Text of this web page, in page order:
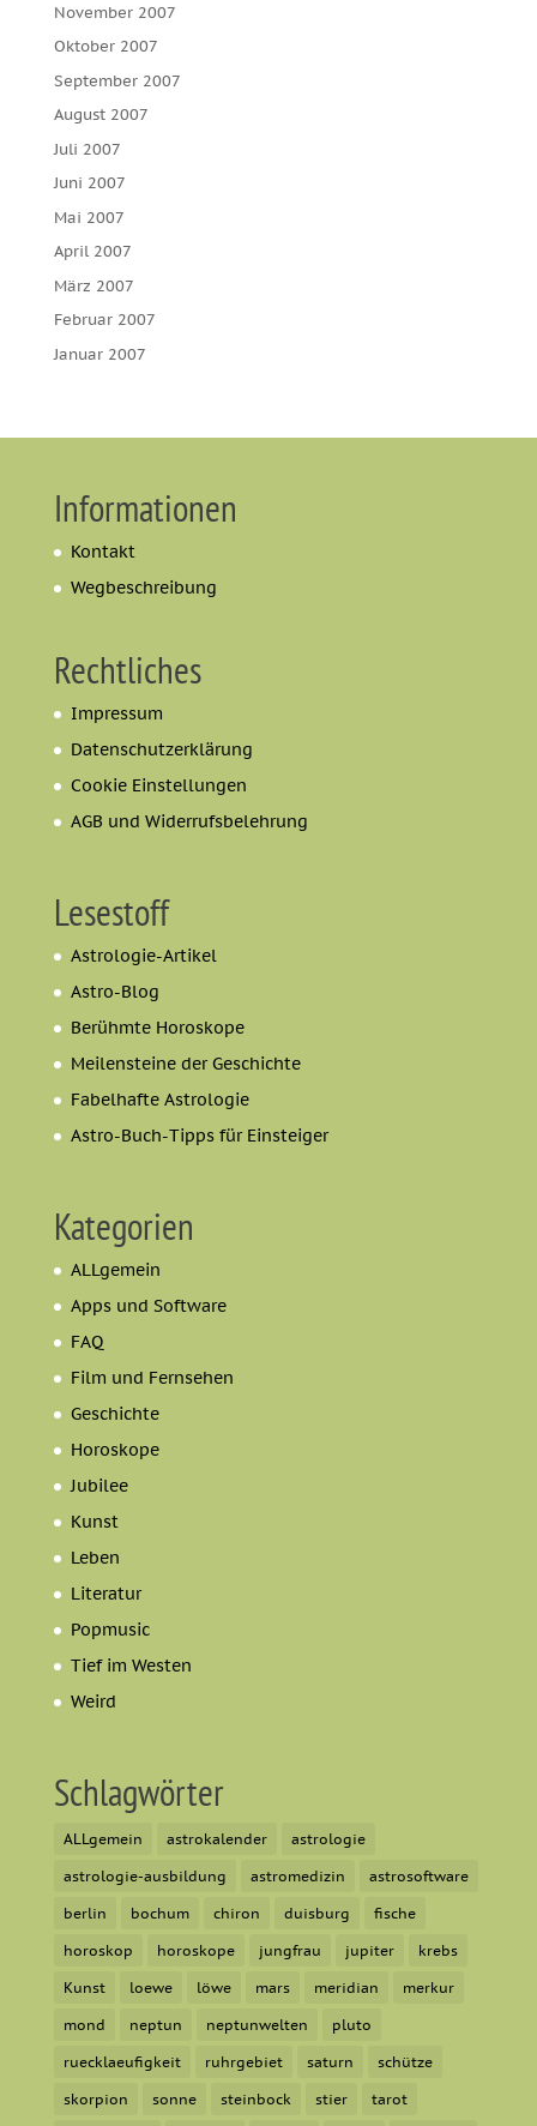
November 2007
Oktober 2007
September 2007
August 2007
Juli 2007
Juni 2007
Mai 2007
April 2007
März 2007
Februar 2007
Januar 2007
Informationen
Kontakt
Wegbeschreibung
Rechtliches
Impressum
Datenschutzerklärung
Cookie Einstellungen
AGB und Widerrufsbelehrung
Lesestoff
Astrologie-Artikel
Astro-Blog
Berühmte Horoskope
Meilensteine der Geschichte
Fabelhafte Astrologie
Astro-Buch-Tipps für Einsteiger
Kategorien
ALLgemein
Apps und Software
FAQ
Film und Fernsehen
Geschichte
Horoskope
Jubilee
Kunst
Leben
Literatur
Popmusic
Tief im Westen
Weird
Schlagwörter
ALLgemein astrokalender astrologie
astrologie-ausbildung astromedizin astrosoftware
berlin bochum chiron duisburg fische
horoskop horoskope jungfrau jupiter krebs
Kunst loewe löwe mars meridian merkur
mond neptun neptunwelten pluto
ruecklaeufigkeit ruhrgebiet saturn schütze
skorpion sonne steinbock stier tarot